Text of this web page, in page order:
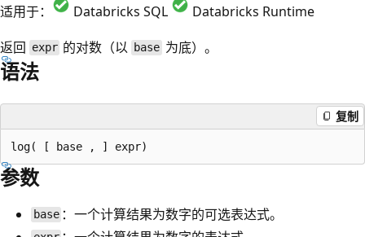
适用于： Databricks SQL
Databricks Runtime
返回 expr 的对数（以 base为底）。
语法
复制
参数
base ：一个计算结果为数字的可选表达式。